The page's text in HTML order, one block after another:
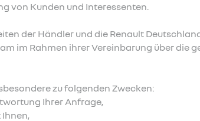
von Kunden und Interessenten.
der Händler und die Renault
im Rahmen ihrer Vereinbarung über die
zu folgenden Zwecken:
Ihrer Anfrage,